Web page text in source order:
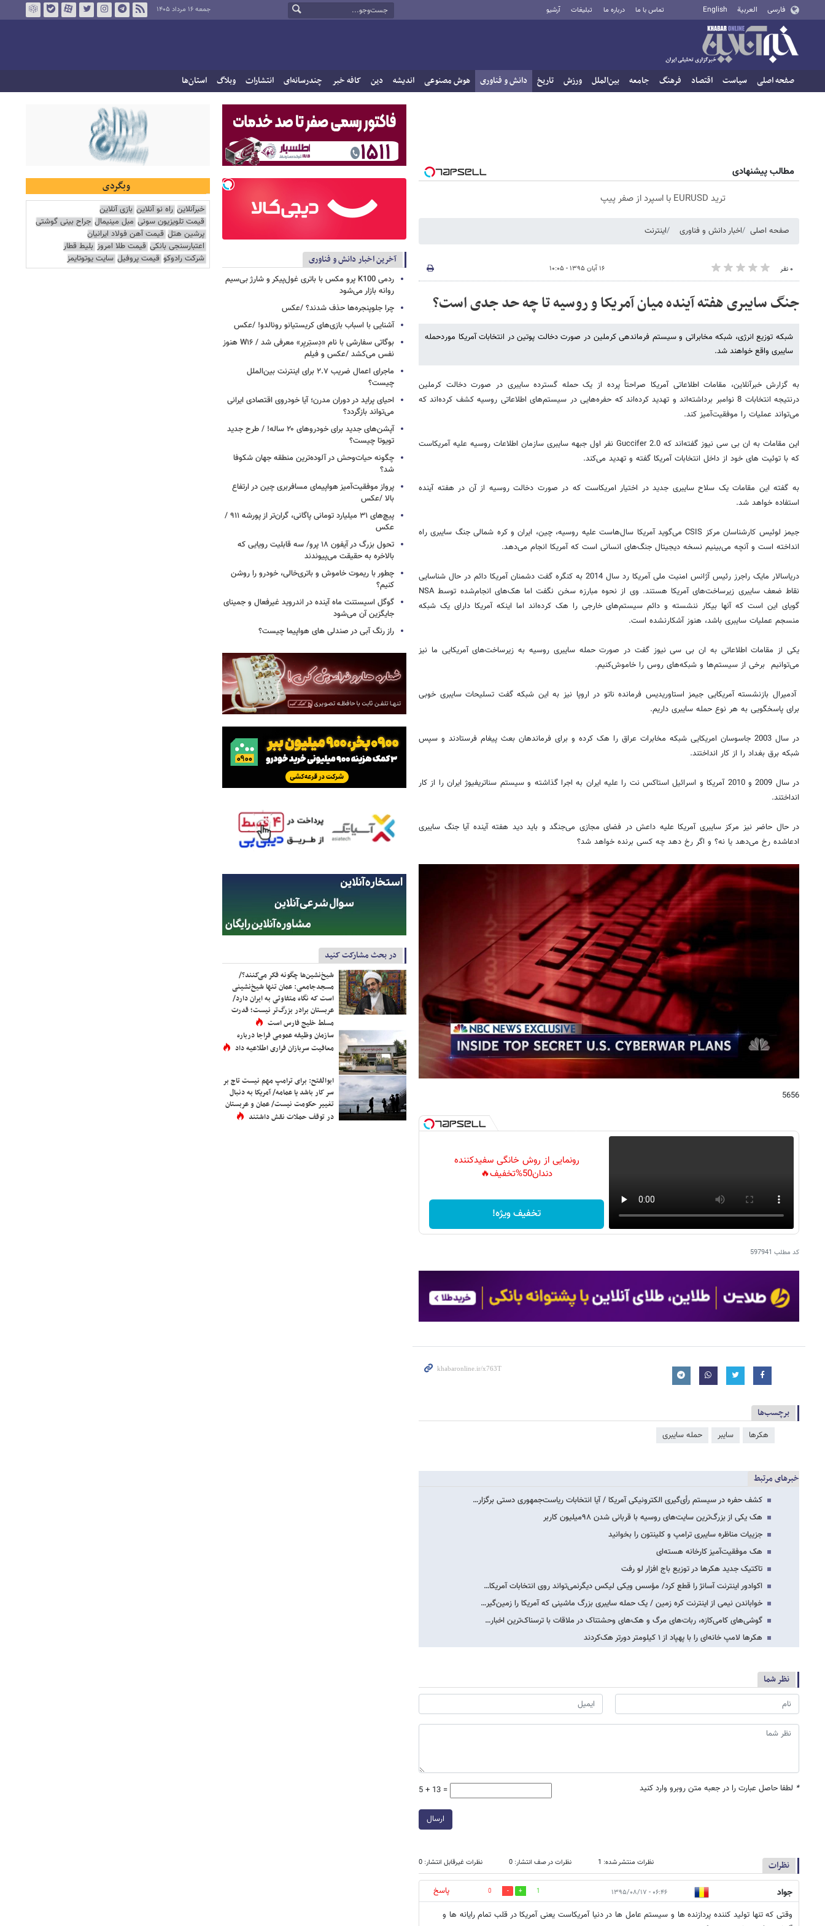
فارسی العربية English تماس با ما درباره ما تبلیغات آرشیو جمعه ۱۶ مرداد ۱۴۰۵
صفحه اصلی سیاست اقتصاد فرهنگ جامعه بین‌الملل ورزش تاریخ دانش و فناوری هوش مصنوعی اندیشه دین کافه خبر چندرسانه‌ای انتشارات وبلاگ استان‌ها
مطالب پیشنهادی
ترید EURUSD با اسپرد از صفر پیپ
صفحه اصلی اخبار دانش و فناوری اینترنت
۰ نفر ۱۶ آبان ۱۳۹۵ - ۱۰:۰۵
جنگ سایبری هفته آینده میان آمریکا و روسیه تا چه حد جدی است؟
شبکه توزیع انرژی، شبکه مخابراتی و سیستم فرماندهی کرملین در صورت دخالت پوتین در انتخابات آمریکا موردحمله
سایبری واقع خواهند شد.
به گزارش خبرآنلاین، مقامات اطلاعاتی آمریکا صراحتاً پرده از یک حمله گسترده سایبری در صورت دخالت کرملین
درنتیجه انتخابات 8 نوامبر برداشته‌اند و تهدید کرده‌اند که حفره‌هایی در سیستم‌های اطلاعاتی روسیه کشف کرده‌اند که
می‌تواند عملیات را موفقیت‌آمیز کند.
این مقامات به ان بی سی نیوز گفته‌اند که Guccifer 2.0 نفر اول جبهه سایبری سازمان اطلاعات روسیه علیه آمریکاست
که با توئیت های خود از داخل انتخابات آمریکا گفته و تهدید می‌کند.
به گفته این مقامات یک سلاح سایبری جدید در اختیار امریکاست که در صورت دخالت روسیه از آن در هفته آینده
استفاده خواهد شد.
جیمز لوئیس کارشناسان مرکز CSIS می‌گوید آمریکا سال‌هاست علیه روسیه، چین، ایران و کره شمالی جنگ سایبری راه
انداخته است و آنچه می‌بینیم نسخه دیجیتال جنگ‌های انسانی است که آمریکا انجام می‌دهد.
دریاسالار مایک راجرز رئیس آژانس امنیت ملی آمریکا رد سال 2014 به کنگره گفت دشمنان آمریکا دائم در حال شناسایی
نقاط ضعف سایبری زیرساخت‌های آمریکا هستند. وی از نحوه مبارزه سخن نگفت اما هک‌های انجام‌شده توسط NSA
گویای این است که آنها بیکار ننشسته و دائم سیستم‌های خارجی را هک کرده‌اند اما اینکه آمریکا دارای یک شبکه
منسجم عملیات سایبری باشد، هنوز آشکارنشده است.
یکی از مقامات اطلاعاتی به ان بی سی نیوز گفت در صورت حمله سایبری روسیه به زیرساخت‌های آمریکایی ما نیز
می‌توانیم برخی از سیستم‌ها و شبکه‌های روس را خاموش‌کنیم.
آدمیرال بازنشسته آمریکایی جیمز استاوریدیس فرمانده ناتو در اروپا نیز به این شبکه گفت تسلیحات سایبری خوبی
برای پاسخگویی به هر نوع حمله سایبری داریم.
در سال 2003 جاسوسان امریکایی شبکه مخابرات عراق را هک کرده و برای فرماندهان بعث پیغام فرستادند و سپس
شبکه برق بغداد را از کار انداختند.
در سال 2009 و 2010 آمریکا و اسرائیل استاکس نت را علیه ایران به اجرا گذاشته و سیستم سناتریفیوژ ایران را از کار
انداختند.
در حال حاضر نیز مرکز سایبری آمریکا علیه داعش در فضای مجازی می‌جنگد و باید دید هفته آینده آیا جنگ سایبری
ادعاشده رخ می‌دهد یا نه؟ و اگر رخ دهد چه کسی برنده خواهد شد؟
5656
رونمایی از روش خانگی سفیدکننده
دندان50%تخفیف🔥
تخفیف ویژه!
کد مطلب 597941
برچسب‌ها
هکرها سایبر حمله سایبری
خبرهای مرتبط
کشف حفره در سیستم رأی‌گیری الکترونیکی آمریکا / آیا انتخابات ریاست‌جمهوری دستی برگزار…
هک یکی از بزرگ‌ترین سایت‌های روسیه با قربانی شدن ۹۸میلیون کاربر
جزییات مناظره سایبری ترامپ و کلینتون را بخوانید
هک موفقیت‌آمیز کارخانه هسته‌ای
تاکتیک جدید هکرها در توزیع باج افزار لو رفت
اکوادور اینترنت آسانژ را قطع کرد/ مؤسس ویکی لیکس دیگرنمی‌تواند روی انتخابات آمریکا…
خواباندن نیمی از اینترنت کره زمین / یک حمله سایبری بزرگ ماشینی که آمریکا را زمین‌گیر…
گوشی‌های کامی‌کازه، ربات‌های مرگ و هک‌های وحشتناک در ملاقات با ترسناک‌ترین اخبار…
هکرها لامپ خانه‌ای را با پهپاد از ۱ کیلومتر دورتر هک‌کردند
نظر شما
* لطفا حاصل عبارت را در جعبه متن روبرو وارد کنید 5 + 13 =
ارسال
نظرات نظرات منتشر شده: 1 نظرات در صف انتشار: 0 نظرات غیرقابل انتشار: 0
جواد ۰۶:۴۶ - ۱۳۹۵/۰۸/۱۷ 1
0
پاسخ
وقتی که تنها تولید کننده پردازنده ها و سیستم عامل ها در دنیا آمریکاست یعنی آمریکا در قلب تمام رایانه ها و
آخرین اخبار دانش و فناوری
ردمی K100 پرو مکس با باتری غول‌پیکر و شارژ بی‌سیم
روانه بازار می‌شود
چرا جلوپنجره‌ها حذف شدند؟ /عکس
آشنایی با اسباب‌ بازی‌های کریستیانو رونالدو! /عکس
بوگاتی سفارشی با نام «دِستِریِر» معرفی شد / W۱۶ هنوز
نفس می‌کشد /عکس و فیلم
ماجرای اعمال ضریب ۲.۷ برای اینترنت بین‌الملل
چیست؟
احیای پراید در دوران مدرن؛ آیا خودروی اقتصادی ایرانی
می‌تواند بازگردد؟
آپشن‌های جدید برای خودروهای ۲۰ ساله! / طرح جدید
تویوتا چیست؟
چگونه حیات‌وحش در آلوده‌ترین منطقه جهان شکوفا
شد؟
پرواز موفقیت‌آمیز هواپیمای مسافربری چین در ارتفاع
بالا /عکس
پیچ‌های ۳۱ میلیارد تومانی پاگانی، گران‌تر از پورشه ۹۱۱ /
عکس
تحول بزرگ در آیفون ۱۸ پرو/ سه قابلیت رویایی که
بالاخره به حقیقت می‌پیوندند
چطور با ریموت خاموش و باتری‌خالی، خودرو را روشن
کنیم؟
گوگل اسیستنت ماه آینده در اندروید غیرفعال و جمینای
جایگزین آن می‌شود
راز رنگ آبی در صندلی های هواپیما چیست؟
در بحث مشارکت کنید
شیخ‌نشین‌ها چگونه فکر می‌کنند؟/
مسجدجامعی: عمان تنها شیخ‌نشینی
است که نگاه متفاوتی به ایران دارد/
عربستان برادر بزرگ‌تر نیست؛ قدرت
مسلط خلیج فارس است
سازمان وظیفه عمومی فراجا درباره
معافیت سربازان فراری اطلاعیه داد
ابوالفتح: برای ترامپ مهم نیست تاج بر
سر کار باشد یا عمامه/ آمریکا به دنبال
تغییر حکومت نیست/ عمان و عربستان
در توقف حملات نقش داشتند
وبگردی
خبرآنلاین راه نو آنلاین بازی آنلاین
قیمت تلویزیون سونی مبل مینیمال جراح بینی گوشتی
پرشین هتل قیمت آهن فولاد ایرانیان
اعتبارسنجی بانکی قیمت طلا امروز بلیط قطار
شرکت رادوکو قیمت پروفیل سایت یوتوتایمز